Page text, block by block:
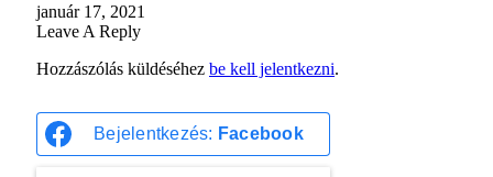
január 17, 2021
Leave A Reply
Hozzászólás küldéséhez be kell jelentkezni.
Bejelentkezés: Facebook